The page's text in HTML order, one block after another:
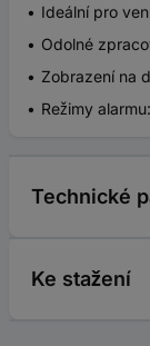
Ideální pro
Odolné
Zobrazení na
Režimy
Technické
Ke stažení